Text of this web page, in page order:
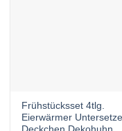
Frühstücksset 4tlg.
Eierwärmer